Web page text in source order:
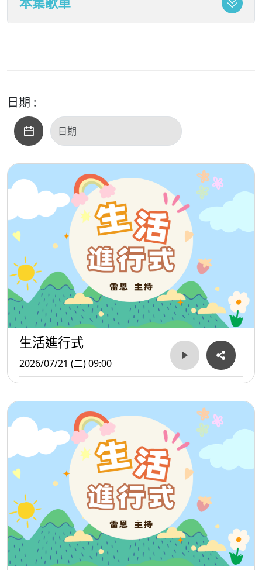
是租車自駕，還是搭乘鐵道與新幹線？是追求美景，還是優
孩子旅行」的風險與界線。
💡 關於旅育：
當孩子可能長大後記不得這段旅程，那我們為什麼還要這麼
程。
日期 :
生活進行式
2026/07/21 (二) 09:00